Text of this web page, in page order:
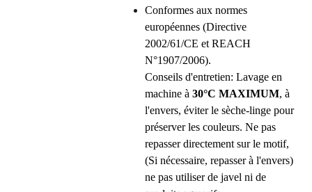
Conformes aux normes
européennes (Directive
2002/61/CE et REACH
N°1907/2006).
Conseils d'entretien: Lavage en
machine à 30°C MAXIMUM, à
l'envers, éviter le sèche-linge pour
préserver les couleurs. Ne pas
repasser directement sur le motif,
(Si nécessaire, repasser à l'envers)
ne pas utiliser de javel ni de